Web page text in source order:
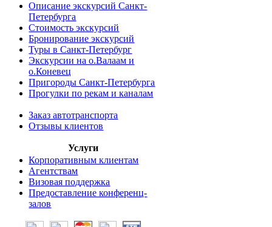
Описание экскурсий Санкт-
Петербурга
Стоимость экскурсий
Бронирование экскурсий
Туры в Санкт-Петербург
Экскурсии на о.Валаам и
о.Коневец
Пригороды Санкт-Петербурга
Прогулки по рекам и каналам
Заказ автотранспорта
Отзывы клиентов
Услуги
Корпоративным клиентам
Агентствам
Визовая поддержка
Предоставление конференц-
залов